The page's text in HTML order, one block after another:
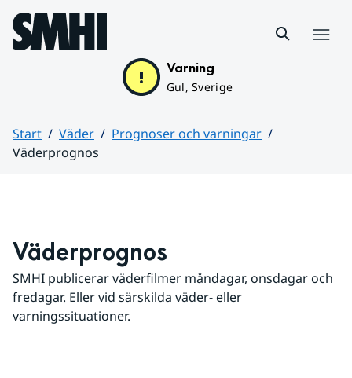
Hoppa till sidans innehåll
Varning
Gul, Sverige
Start Väder
Prognoser och varningar
Väderprognos
Väderprognos
SMHI publicerar väderfilmer måndagar, onsdagar och
fredagar. Eller vid särskilda väder- eller
varningssituationer.